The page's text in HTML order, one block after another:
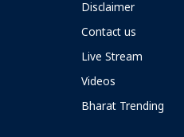
Disclaimer
Contact us
Live Stream
Videos
Bharat Trending